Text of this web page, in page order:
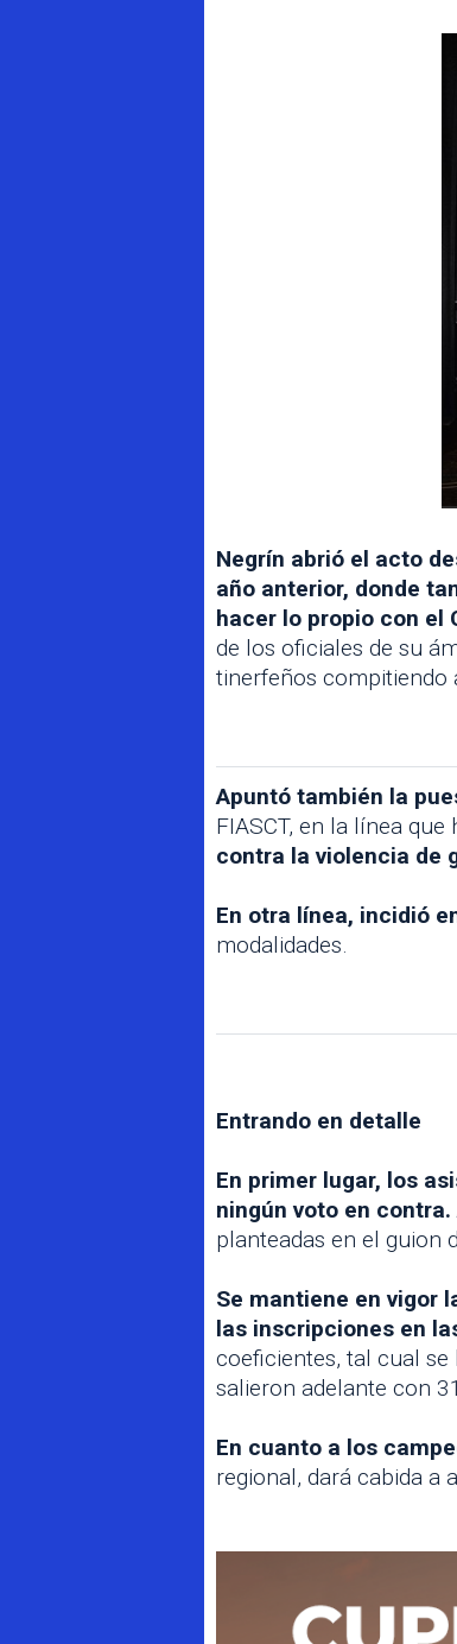
Negrín abrió el acto
año anterior, donde
hacer lo propio con el
de los oficiales de su
tinerfeños compitiendo
Apuntó también la
FIASCT, en la línea
contra la violencia de
En otra línea, incidió
modalidades.
Entrando en detalle
En primer lugar, los
ningún voto en
planteadas en el guion
Se mantiene en vigor
las inscripciones en
coeficientes, tal cual
salieron adelante con
En cuanto a los
regional, dará cabida a